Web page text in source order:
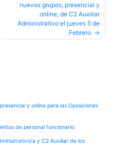
nuevos grupos, presencial y
online, de C2 Auxiliar
Administrativo el jueves 5 de
Febrero.
y online para las Oposiciones
de personal funcionario.
a y C2 Auxiliar de los